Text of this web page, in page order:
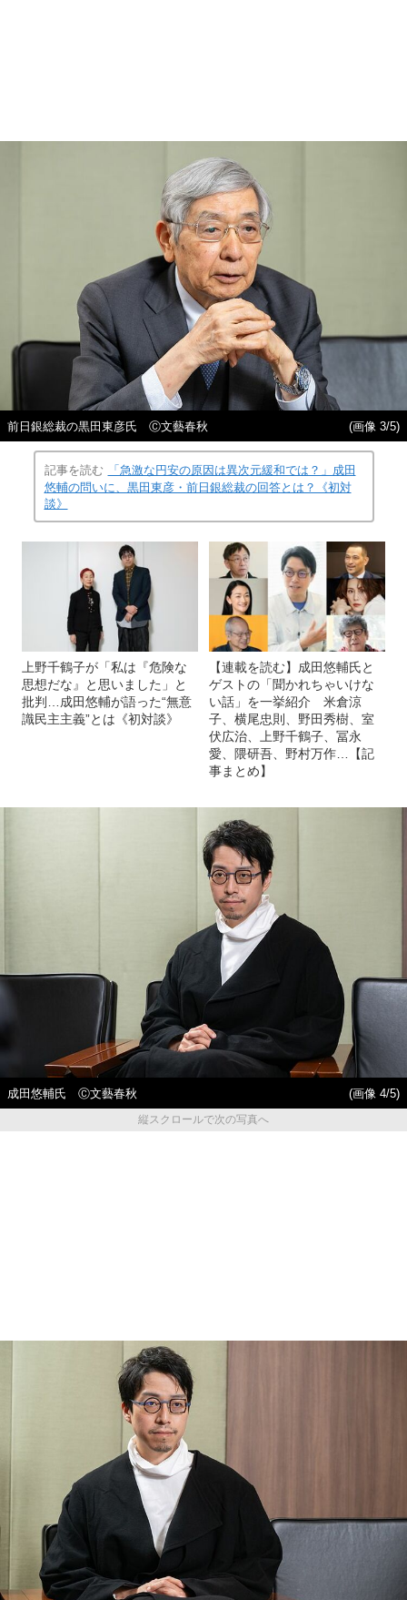
前日銀総裁の黒田東彦氏 Ⓒ文藝春秋 (画像 3/5)
記事を読む
「急激な円安の原因は異次元緩和では？」成田
悠輔の問いに、黒田東彦・前日銀総裁の回答とは？《初対
談》
上野千鶴子が「私は『危険な
思想だな』と思いました」と
批判…成田悠輔が語った“無意
識民主主義”とは《初対談》
【連載を読む】成田悠輔氏と
ゲストの「聞かれちゃいけな
い話」を一挙紹介 米倉涼
子、横尾忠則、野田秀樹、室
伏広治、上野千鶴子、冨永
愛、隈研吾、野村万作…【記
事まとめ】
成田悠輔氏 Ⓒ文藝春秋
(画像 4/5)
縦スクロールで次の写真へ